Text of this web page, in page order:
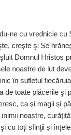
ne cu vrednicie cu
creşte şi Se
Domnul Hristos
noastre de lut
în sufletul
toate plăcerile şi
ca şi magii şi
noastre,
cu toţi sfinţii și